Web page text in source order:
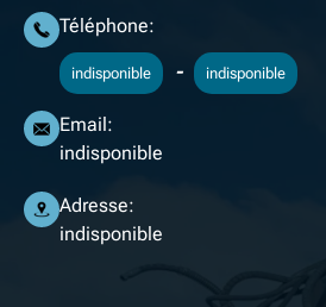
Téléphone:
indisponible - indisponible
Email:
indisponible
Adresse:
indisponible